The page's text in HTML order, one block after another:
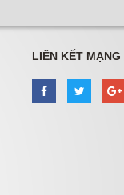
LIÊN KẾT MẠNG